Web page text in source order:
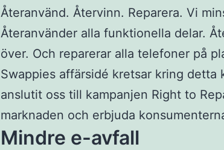
Återanvänd. Återvinn. Reparera. Vi
Återanvänder alla funktionella delar.
över. Och reparerar alla telefoner på
Swappies affärsidé kretsar kring detta
anslutit oss till kampanjen Right to
marknaden och erbjuda
Mindre e-avfall